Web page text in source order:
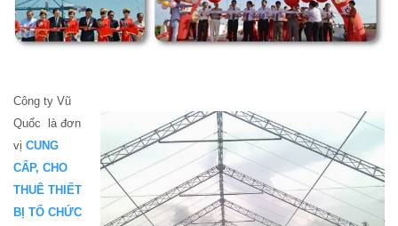
Công ty Vũ
Quốc là đơn
vị CUNG
CẤP, CHO
THUÊ THIẾT
BỊ TỔ CHỨC